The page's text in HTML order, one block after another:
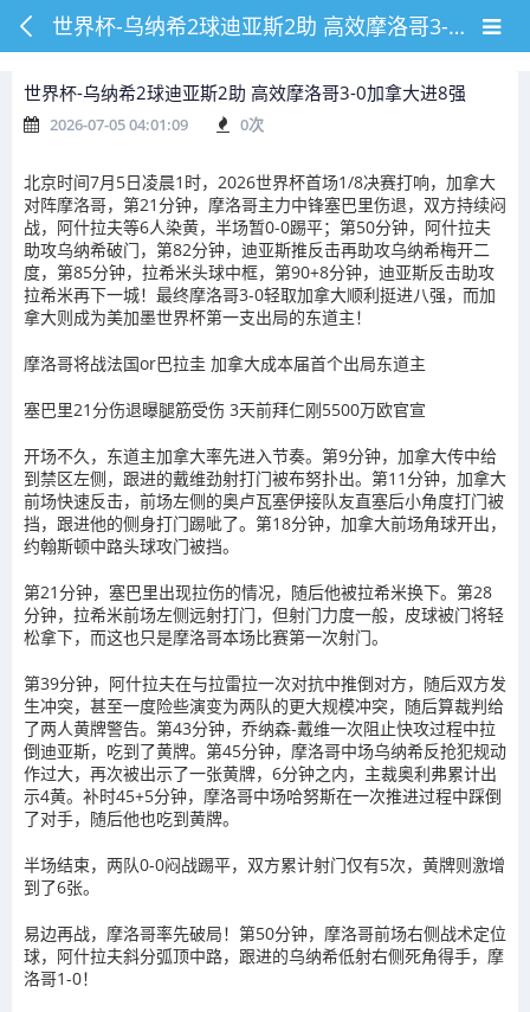
世界杯-乌纳希2球迪亚斯2助 高效摩洛哥3-0加拿大进8强
世界杯-乌纳希2球迪亚斯2助 高效摩洛哥3-0加拿大进8强
2026-07-05 04:01:09 0次
北京时间7月5日凌晨1时，2026世界杯首场1/8决赛打响，加拿大
对阵摩洛哥，第21分钟，摩洛哥主力中锋塞巴里伤退，双方持续闷
战，阿什拉夫等6人染黄，半场暂0-0踢平；第50分钟，阿什拉夫
助攻乌纳希破门，第82分钟，迪亚斯推反击再助攻乌纳希梅开二
度，第85分钟，拉希米头球中框，第90+8分钟，迪亚斯反击助攻
拉希米再下一城！最终摩洛哥3-0轻取加拿大顺利挺进八强，而加
拿大则成为美加墨世界杯第一支出局的东道主！
摩洛哥将战法国or巴拉圭 加拿大成本届首个出局东道主
塞巴里21分伤退曝腿筋受伤 3天前拜仁刚5500万欧官宣
开场不久，东道主加拿大率先进入节奏。第9分钟，加拿大传中给
到禁区左侧，跟进的戴维劲射打门被布努扑出。第11分钟，加拿大
前场快速反击，前场左侧的奥卢瓦塞伊接队友直塞后小角度打门被
挡，跟进他的侧身打门踢呲了。第18分钟，加拿大前场角球开出，
约翰斯顿中路头球攻门被挡。
第21分钟，塞巴里出现拉伤的情况，随后他被拉希米换下。第28
分钟，拉希米前场左侧远射打门，但射门力度一般，皮球被门将轻
松拿下，而这也只是摩洛哥本场比赛第一次射门。
第39分钟，阿什拉夫在与拉雷拉一次对抗中推倒对方，随后双方发
生冲突，甚至一度险些演变为两队的更大规模冲突，随后算裁判给
了两人黄牌警告。第43分钟，乔纳森-戴维一次阻止快攻过程中拉
倒迪亚斯，吃到了黄牌。第45分钟，摩洛哥中场乌纳希反抢犯规动
作过大，再次被出示了一张黄牌，6分钟之内，主裁奥利弗累计出
示4黄。补时45+5分钟，摩洛哥中场哈努斯在一次推进过程中踩倒
了对手，随后他也吃到黄牌。
半场结束，两队0-0闷战踢平，双方累计射门仅有5次，黄牌则激增
到了6张。
易边再战，摩洛哥率先破局！第50分钟，摩洛哥前场右侧战术定位
球，阿什拉夫斜分弧顶中路，跟进的乌纳希低射右侧死角得手，摩
洛哥1-0！